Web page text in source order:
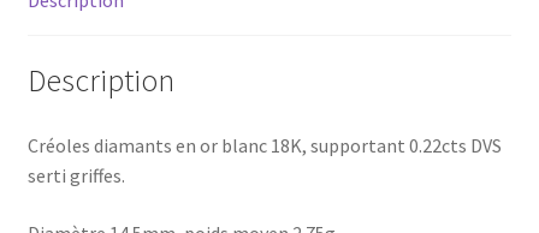
Description
Créoles diamants en or blanc 18K, supportant 0.22cts DVS
serti griffes.